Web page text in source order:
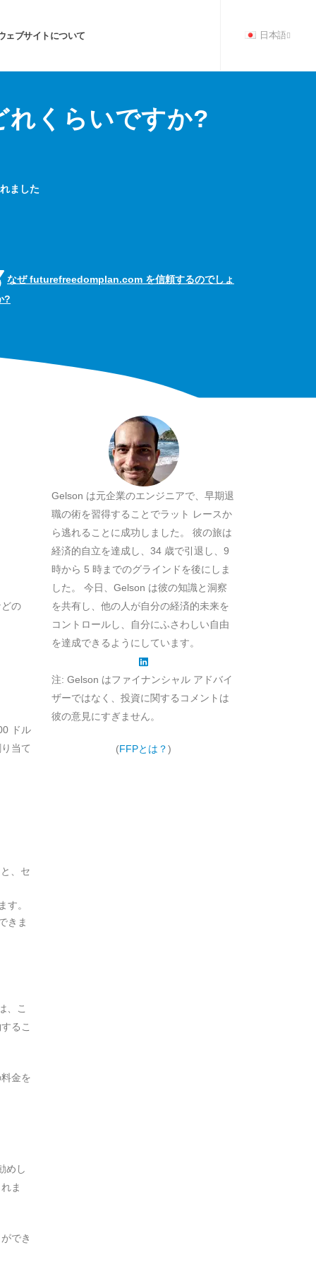
ェブサイトについて 日本語
れくらいですか?
ました
なぜ futurefreedomplan.com を信頼するのでしょ
?
の
ドル
当て
、セ
す。
きま
、こ
るこ
金を
めし
ま
でき
Gelson は元企業のエンジニアで、早期退
職の術を習得することでラット レースか
ら逃れることに成功しました。 彼の旅は
経済的自立を達成し、34 歳で引退し、9
時から 5 時までのグラインドを後にしま
した。 今日、Gelson は彼の知識と洞察
を共有し、他の人が自分の経済的未来を
コントロールし、自分にふさわしい自由
を達成できるようにしています。
注: Gelson はファイナンシャル アドバイ
ザーではなく、投資に関するコメントは
彼の意見にすぎません。
(FFPとは？)